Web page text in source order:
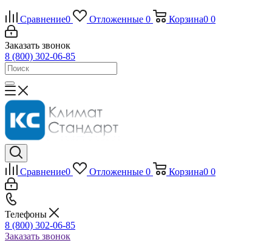
Сравнение0 Отложенные 0 Корзина0 0
Заказать звонок
8 (800) 302-06-85
Сравнение0 Отложенные 0 Корзина0 0
Телефоны
8 (800) 302-06-85
Заказать звонок